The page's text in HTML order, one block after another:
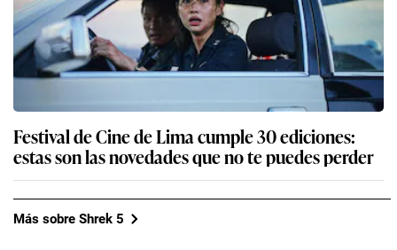
Festival de Cine de Lima cumple 30 ediciones:
estas son las novedades que no te puedes perder
Más sobre Shrek 5